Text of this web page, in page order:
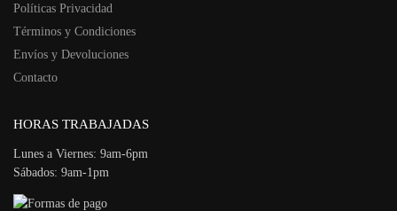
Políticas Privacidad
Términos y Condiciones
Envíos y Devoluciones
Contacto
HORAS TRABAJADAS
Lunes a Viernes: 9am-6pm
Sábados: 9am-1pm